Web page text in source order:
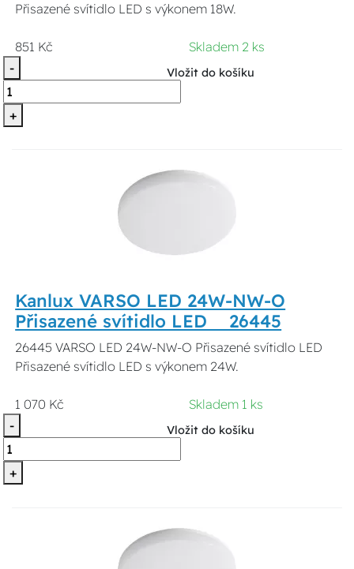
Přisazené svítidlo LED s výkonem 18W.
851 Kč
Skladem 2 ks
-
+
Vložit do košíku
Kanlux VARSO LED 24W-NW-O
Přisazené svítidlo LED 26445
26445 VARSO LED 24W-NW-O Přisazené svítidlo LED
Přisazené svítidlo LED s výkonem 24W.
1 070 Kč
Skladem 1 ks
-
+
Vložit do košíku